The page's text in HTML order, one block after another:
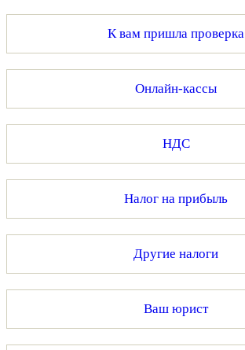
К вам пришла проверка
Онлайн-кассы
НДС
Налог на прибыль
Другие налоги
Ваш юрист